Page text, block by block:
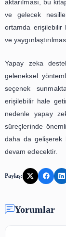
sadece zaman
oluşabilecek
hatalı
destekli
işlemini
Bununla
çözümleri,
içeriklerinin de
kitapların
daha hızlı bir
şekilde